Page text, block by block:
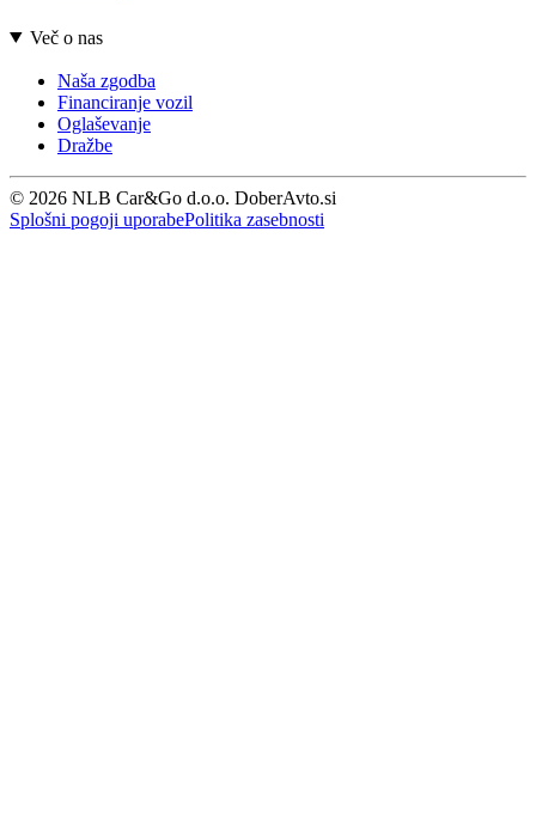
Več o nas
Naša zgodba
Financiranje vozil
Oglaševanje
Dražbe
© 2026 NLB Car&Go d.o.o. DoberAvto.si
Splošni pogoji uporabePolitika zasebnosti